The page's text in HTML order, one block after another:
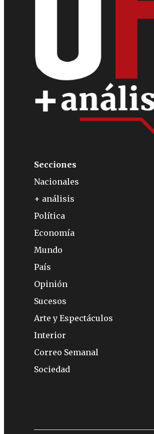
Secciones
Nacionales
+ análisis
Política
Economía
Mundo
País
Opinión
Sucesos
Arte y Espectáculos
Interior
Correo Semanal
Sociedad